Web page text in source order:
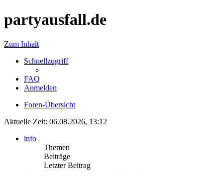
partyausfall.de
Zum Inhalt
Schnellzugriff
FAQ
Anmelden
Foren-Übersicht
Aktuelle Zeit: 06.08.2026, 13:12
info
Themen
Beiträge
Letzter Beitrag